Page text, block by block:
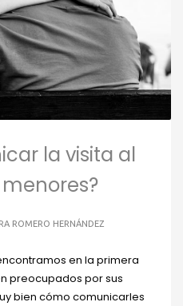
la visita al
ROMERO HERNÁNDEZ
en la primera
preocupados por sus
bien cómo comunicarles